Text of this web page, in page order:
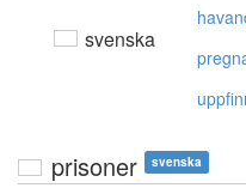
svenska
prisoner svenska